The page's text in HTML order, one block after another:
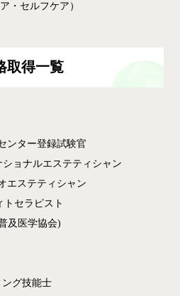
・セルフケア）
取得一覧
ンター登録試験官
ョナルエステティシャン
エステティシャン
トセラピスト
及医学協会)
グ技能士